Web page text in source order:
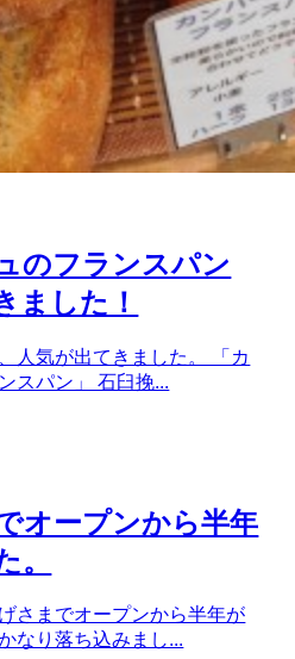
のフランスパン
ました！
人気が出てきました。 「カ
スパン」 石臼挽...
オープンから半年
。
さまでオープンから半年が
なり落ち込みまし...